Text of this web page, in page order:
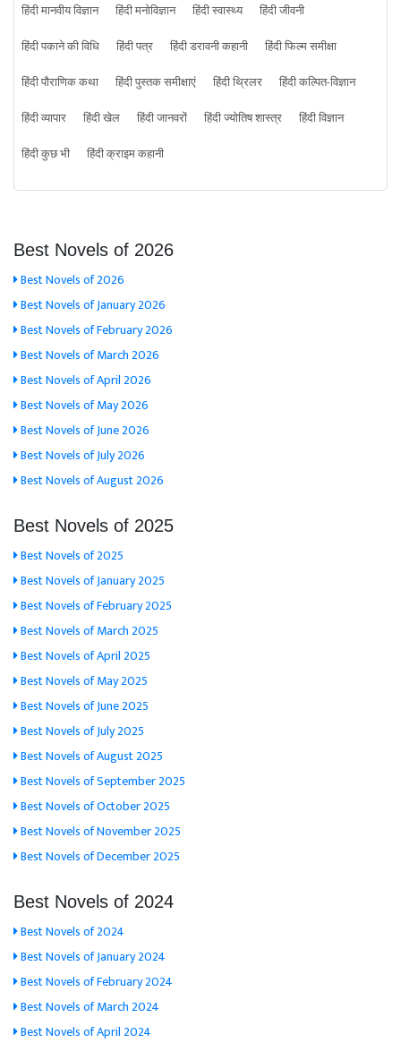
हिंदी मानवीय विज्ञान
हिंदी मनोविज्ञान हिंदी स्वास्थ्य
हिंदी जीवनी
हिंदी पकाने की विधि
हिंदी पत्र हिंदी डरावनी कहानी
हिंदी फिल्म समीक्षा
हिंदी पौराणिक कथा
हिंदी पुस्तक समीक्षाएं हिंदी थ्रिलर
हिंदी कल्पित-विज्ञान
हिंदी व्यापार
हिंदी खेल हिंदी जानवरों हिंदी ज्योतिष शास्त्र
हिंदी विज्ञान
हिंदी कुछ भी
हिंदी क्राइम कहानी
Best Novels of 2026
Best Novels of 2026
Best Novels of January 2026
Best Novels of February 2026
Best Novels of March 2026
Best Novels of April 2026
Best Novels of May 2026
Best Novels of June 2026
Best Novels of July 2026
Best Novels of August 2026
Best Novels of 2025
Best Novels of 2025
Best Novels of January 2025
Best Novels of February 2025
Best Novels of March 2025
Best Novels of April 2025
Best Novels of May 2025
Best Novels of June 2025
Best Novels of July 2025
Best Novels of August 2025
Best Novels of September 2025
Best Novels of October 2025
Best Novels of November 2025
Best Novels of December 2025
Best Novels of 2024
Best Novels of 2024
Best Novels of January 2024
Best Novels of February 2024
Best Novels of March 2024
Best Novels of April 2024